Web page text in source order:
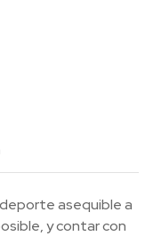
asequible a
y contar con